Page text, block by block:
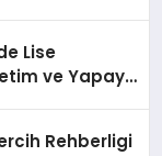
Lise
ve Yapay
Rehberligi